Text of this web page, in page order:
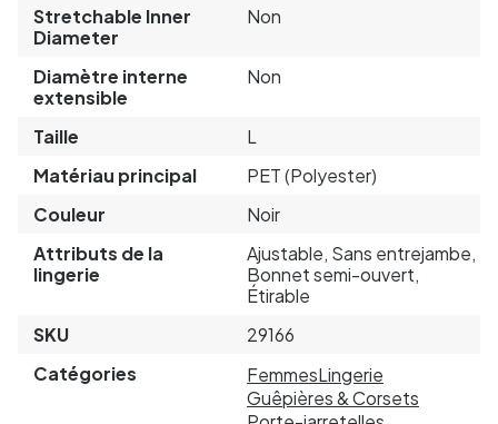
Stretchable Inner
Diameter
Non
Diamètre interne
extensible
Non
Taille
L
Matériau principal
PET (Polyester)
Couleur
Noir
Attributs de la
lingerie
Ajustable, Sans entrejambe,
Bonnet semi-ouvert,
Étirable
SKU
29166
Catégories
FemmesLingerie
Guêpières & Corsets